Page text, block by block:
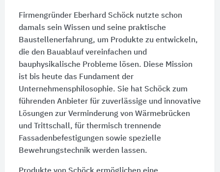
Firmengründer Eberhard Schöck nutzte schon
damals sein Wissen und seine praktische
Baustellenerfahrung, um Produkte zu entwickeln,
die den Bauablauf vereinfachen und
bauphysikalische Probleme lösen. Diese Mission
ist bis heute das Fundament der
Unternehmensphilosophie. Sie hat Schöck zum
führenden Anbieter für zuverlässige und innovative
Lösungen zur Verminderung von Wärmebrücken
und Trittschall, für thermisch trennende
Fassadenbefestigungen sowie spezielle
Bewehrungstechnik werden lassen.